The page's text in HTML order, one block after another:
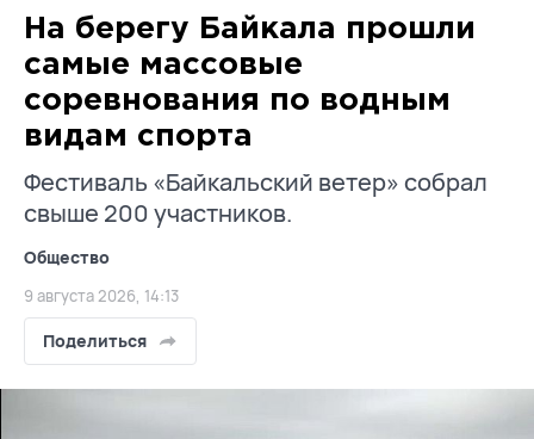
На берегу Байкала прошли
самые массовые
соревнования по водным
видам спорта
Фестиваль «Байкальский ветер» собрал
свыше 200 участников.
Общество
9 августа 2026, 14:13
Поделиться